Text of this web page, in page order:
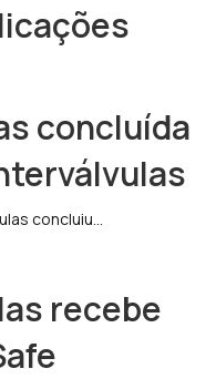
concluída
concluiu…
recebe